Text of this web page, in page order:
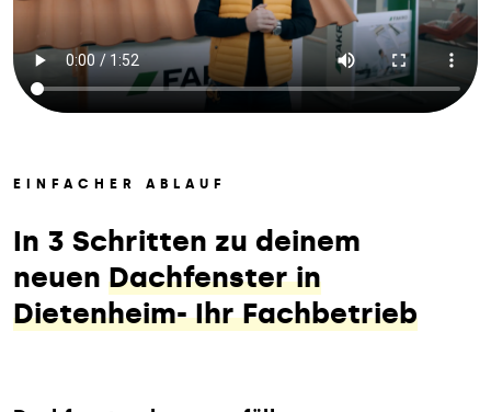
EINFACHER ABLAUF
In 3 Schritten zu deinem
neuen Dachfenster in
Dietenheim- Ihr Fachbetrieb